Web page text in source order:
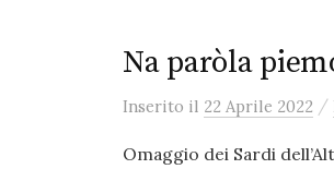
Na paròla
Inserito il 22 Aprile 2022 /
Omaggio dei Sardi